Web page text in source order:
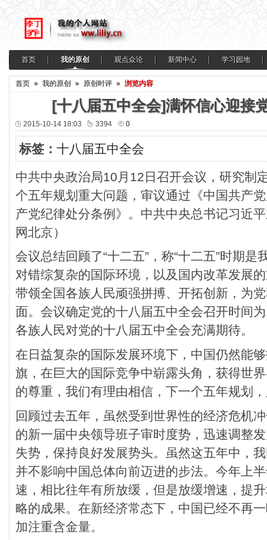
首页 我的原创 观点众论 新闻中心 学习园地
首页 » 我的原创 » 原创时评 » 浏览内容
[十八届五中全会]满怀信心迎接
2015-10-14 18:03 3394 0
标签： 十八届五中全会
中共中央政治局10月12日召开会议，研究制
个五年规划重大问题，审议通过《中国共产
产党纪律处分条例》。中共中央总书记习近
网北京）
会议总结回顾了“十二五”，称“十二五”时期
对错综复杂的国际环境，以及国内改革发展
带领全国各族人民顽强拼搏、开拓创新，为
面。会议确定党的十八届五中全会召开时间
各族人民对党的十八届五中全会充满期待。
在日益复杂的国际发展环境下，中国仍然能
旗，在巨大的国际竞争中崭露头角，获得世
的尊重，我们有理由相信，下一个五年规划
回顾过去五年，虽然受到世界性的经济危机
的新一届中央领导班子审时度势，迅速调整
失势，保持良好发展势头。虽然这五年中，
并不影响中国总体向前迈进的步法。今年上
速，相比往年有所放缓，但是放缓增速，提
略的成果。在新经济常态下，中国已经不再
加注重含金量。